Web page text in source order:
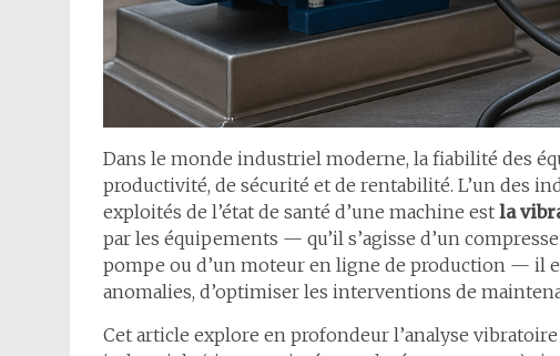
Dans le monde industriel moderne, la fiabilité des
productivité, de sécurité et de rentabilité. L’un des
exploités de l’état de santé d’une machine est la
par les équipements — qu’il s’agisse d’un
pompe ou d’un moteur en ligne de production — il
anomalies, d’optimiser les interventions de
Cet article explore en profondeur l’analyse